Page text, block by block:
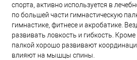
спорта, активно используется в
по большей части гимнастическую
гимнастике, фитнесе и акробатике.
развивать ловкость и гибкость.
палкой хорошо развивают
влияют на мышцы спины.